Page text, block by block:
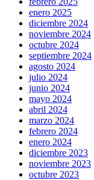
enero 2025
diciembre 2024
noviembre 2024
octubre 2024
septiembre 2024
agosto 2024
julio 2024
junio 2024
mayo 2024
abril 2024
marzo 2024
febrero 2024
enero 2024
diciembre 2023
noviembre 2023
octubre 2023